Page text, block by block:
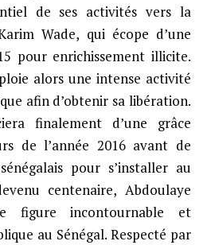
de ses activités vers la
Wade, qui écope d’une
pour enrichissement illicite.
alors une intense activité
afin d’obtenir sa libération.
finalement d’une grâce
de l’année 2016 avant de
pour s’installer au
centenaire, Abdoulaye
figure incontournable et
au Sénégal. Respecté par